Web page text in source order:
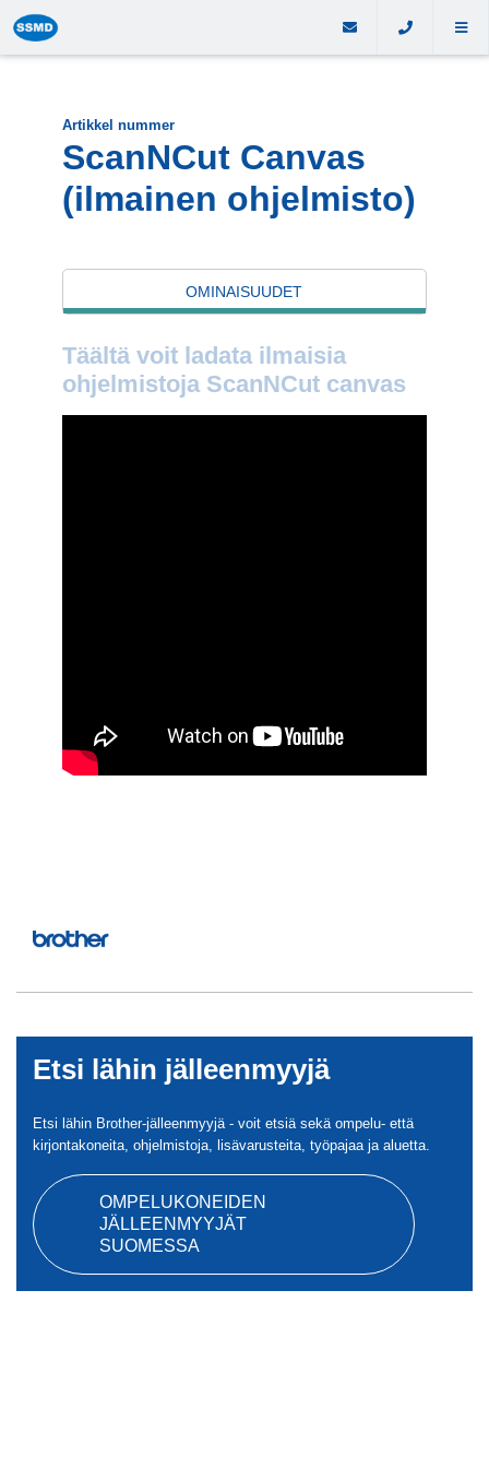
Artikkel nummer
ScanNCut Canvas
(ilmainen ohjelmisto)
OMINAISUUDET
Täältä voit ladata ilmaisia ​​
ohjelmistoja ScanNCut canvas
Etsi lähin jälleenmyyjä
Etsi lähin Brother-jälleenmyyjä - voit etsiä sekä ompelu- että
kirjontakoneita, ohjelmistoja, lisävarusteita, työpajaa ja aluetta.
OMPELUKONEIDEN
JÄLLEENMYYJÄT
SUOMESSA